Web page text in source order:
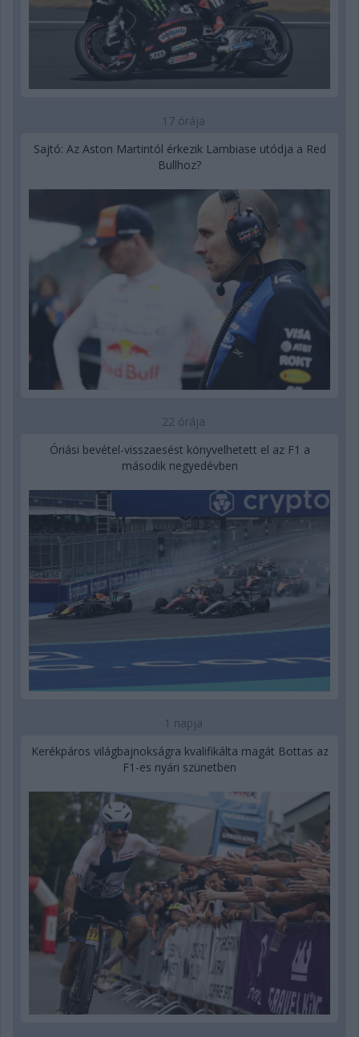
17 órája
Sajtó: Az Aston Martintól érkezik Lambiase utódja a Red
Bullhoz?
22 órája
Óriási bevétel-visszaesést könyvelhetett el az F1 a
második negyedévben
1 napja
Kerékpáros világbajnokságra kvalifikálta magát Bottas az
F1-es nyári szünetben